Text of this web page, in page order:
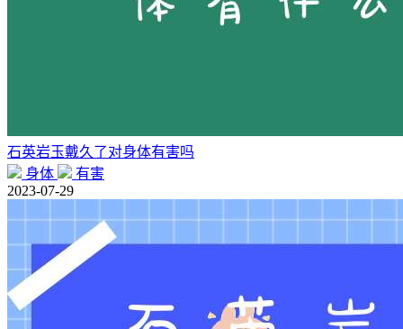
石英岩玉戴久了对身体有害吗
身体
有害
2023-07-29